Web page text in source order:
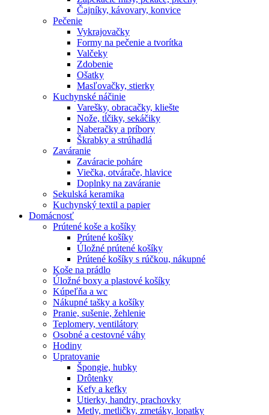
Čajníky, kávovary, konvice
Pečenie
Vykrajovačky
Formy na pečenie a tvorítka
Valčeky
Zdobenie
Ošatky
Masľovačky, stierky
Kuchynské náčinie
Varešky, obracačky, kliešte
Nože, tĺčiky, sekáčiky
Naberačky a príbory
Škrabky a strúhadlá
Zaváranie
Zaváracie poháre
Viečka, otvárače, hlavice
Doplnky na zaváranie
Sekulská keramika
Kuchynský textil a papier
Domácnosť
Prútené koše a košíky
Prútené košíky
Úložné prútené košíky
Prútené košíky s rúčkou, nákupné
Koše na prádlo
Úložné boxy a plastové košíky
Kúpeľňa a wc
Nákupné tašky a košíky
Pranie, sušenie, žehlenie
Teplomery, ventilátory
Osobné a cestovné váhy
Hodiny
Upratovanie
Špongie, hubky
Drôtenky
Kefy a kefky
Utierky, handry, prachovky
Metly, metličky, zmetáky, lopatky